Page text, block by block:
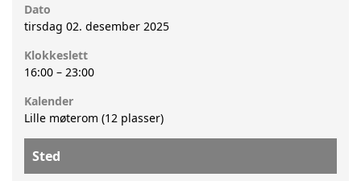
Dato
tirsdag 02. desember 2025
Klokkeslett
16:00 – 23:00
Kalender
Lille møterom (12 plasser)
Sted